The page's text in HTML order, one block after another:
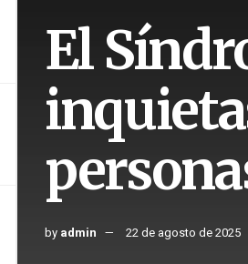
El
by admin 22 de agosto de 2025